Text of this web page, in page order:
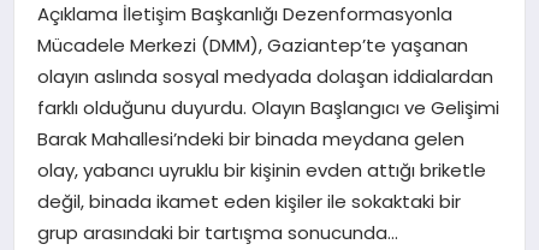
SPOR
TEKNOLOJI
Açıklama İletişim Başkanlığı Dezenformasyonla
Mücadele Merkezi (DMM), Gaziantep’te yaşanan
olayın aslında sosyal medyada dolaşan iddialardan
farklı olduğunu duyurdu. Olayın Başlangıcı ve Gelişimi
Barak Mahallesi’ndeki bir binada meydana gelen
olay, yabancı uyruklu bir kişinin evden attığı briketle
değil, binada ikamet eden kişiler ile sokaktaki bir
grup arasındaki bir tartışma sonucunda…